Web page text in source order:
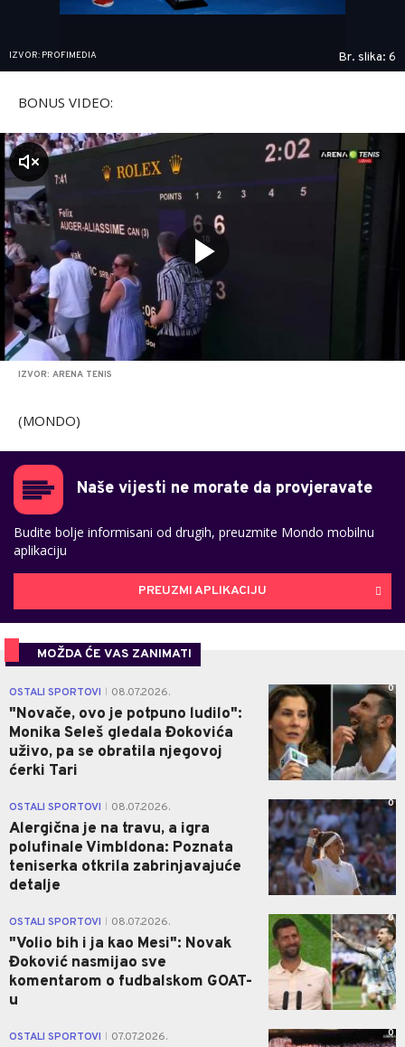
IZVOR: PROFIMEDIA Br. slika: 6
BONUS VIDEO:
IZVOR: ARENA TENIS
(MONDO)
Naše vijesti ne morate da provjeravate
Budite bolje informisani od drugih, preuzmite Mondo mobilnu
aplikaciju
PREUZMI APLIKACIJU
MOŽDA ĆE VAS ZANIMATI
OSTALI SPORTOVI 08.07.2026.
"Novače, ovo je potpuno ludilo":
Monika Seleš gledala Đokovića
uživo, pa se obratila njegovoj
ćerki Tari
0
OSTALI SPORTOVI 08.07.2026.
Alergična je na travu, a igra
polufinale Vimbldona: Poznata
teniserka otkrila zabrinjavajuće
detalje
0
OSTALI SPORTOVI 08.07.2026.
"Volio bih i ja kao Mesi": Novak
Đoković nasmijao sve
komentarom o fudbalskom GOAT-
u
0
OSTALI SPORTOVI 07.07.2026. 0